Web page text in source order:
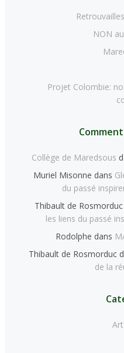
NON
Projet Colombie:
Collège de Maredsous
Muriel Misonne dans
du passé
Thibault de Rosmorduc
les liens du passé
Rodolphe dans
Thibault de Rosmorduc
de la